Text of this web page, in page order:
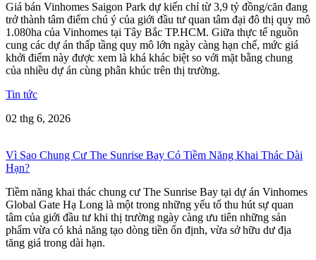
Giá bán Vinhomes Saigon Park dự kiến chỉ từ 3,9 tỷ đồng/căn đang
trở thành tâm điểm chú ý của giới đầu tư quan tâm đại đô thị quy mô
1.080ha của Vinhomes tại Tây Bắc TP.HCM. Giữa thực tế nguồn
cung các dự án thấp tầng quy mô lớn ngày càng hạn chế, mức giá
khởi điểm này được xem là khá khác biệt so với mặt bằng chung
của nhiều dự án cùng phân khúc trên thị trường.
Tin tức
02 thg 6, 2026
Vì Sao Chung Cư The Sunrise Bay Có Tiềm Năng Khai Thác Dài
Hạn?
Tiềm năng khai thác chung cư The Sunrise Bay tại dự án Vinhomes
Global Gate Hạ Long là một trong những yếu tố thu hút sự quan
tâm của giới đầu tư khi thị trường ngày càng ưu tiên những sản
phẩm vừa có khả năng tạo dòng tiền ổn định, vừa sở hữu dư địa
tăng giá trong dài hạn.